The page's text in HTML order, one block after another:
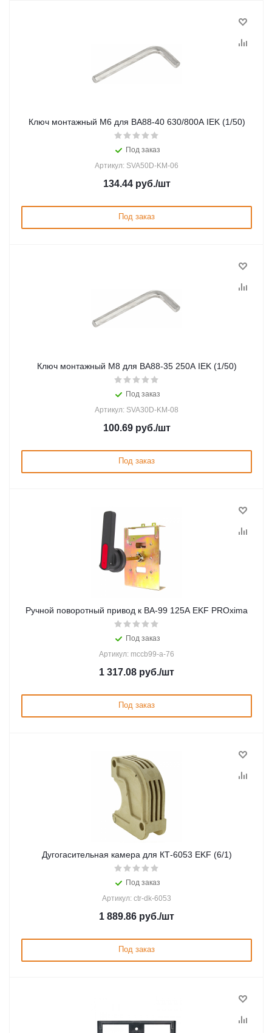
Ключ монтажный М6 для ВА88-40 630/800А IEK (1/50)
Под заказ
Артикул: SVA50D-KM-06
134.44руб./шт
Под заказ
Ключ монтажный М8 для ВА88-35 250A IEK (1/50)
Под заказ
Артикул: SVA30D-KM-08
100.69руб./шт
Под заказ
Ручной поворотный привод к ВА-99 125А EKF PROxima
Под заказ
Артикул: mccb99-a-76
1 317.08 руб./шт
Под заказ
Дугогасительная камера для КТ-6053 EKF (6/1)
Под заказ
Артикул: ctr-dk-6053
1 889.86 руб./шт
Под заказ